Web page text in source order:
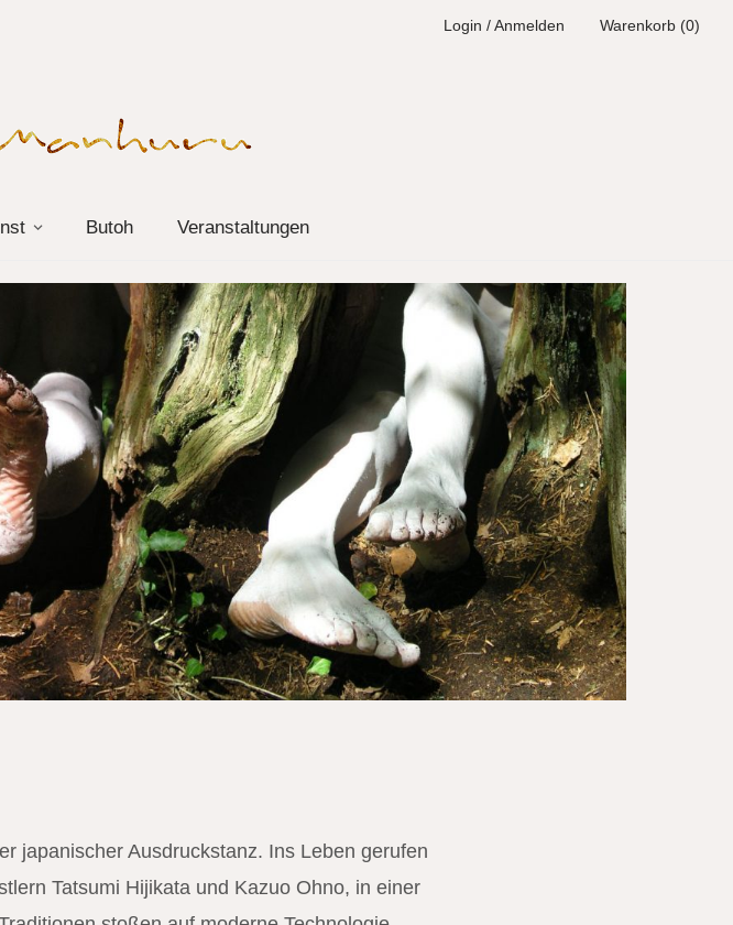
Login / Anmelden Warenkorb (0)
Butoh Veranstaltungen
japanischer Ausdruckstanz. Ins Leben gerufen
Tatsumi Hijikata und Kazuo Ohno, in einer